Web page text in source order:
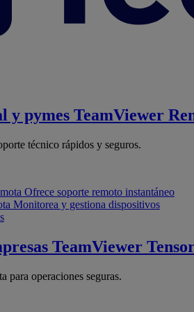
y pymes TeamViewer
técnico rápidos y seguros.
Ofrece soporte remoto instantáneo
Monitorea y gestiona dispositivos
TeamViewer Tensor
para operaciones seguras.